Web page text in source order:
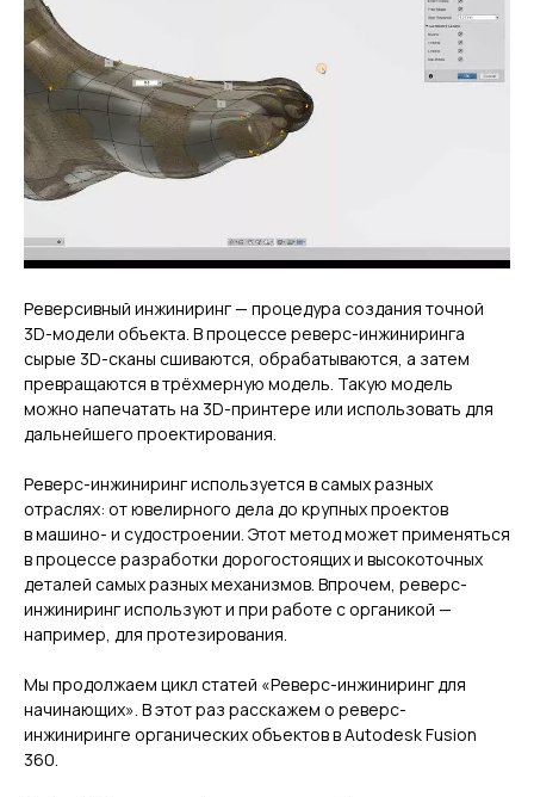
Реверсивный инжиниринг — процедура создания точной
3D-модели объекта. В процессе реверс-инжиниринга
сырые 3D-сканы сшиваются, обрабатываются, а затем
превращаются в трёхмерную модель. Такую модель
можно напечатать на 3D-принтере или использовать для
дальнейшего проектирования.
Реверс-инжиниринг используется в самых разных
отраслях: от ювелирного дела до крупных проектов
в машино- и судостроении. Этот метод может применяться
в процессе разработки дорогостоящих и высокоточных
деталей самых разных механизмов. Впрочем, реверс-
инжиниринг используют и при работе с органикой —
например, для протезирования.
Мы продолжаем цикл статей «Реверс-инжиниринг для
начинающих». В этот раз расскажем о реверс-
инжиниринге органических объектов в Autodesk Fusion
360.